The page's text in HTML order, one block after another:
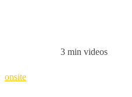
3 min videos
onsite